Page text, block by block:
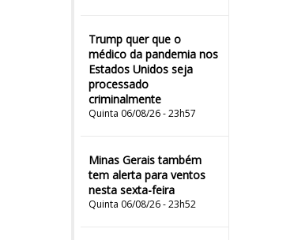
Trump quer que o
médico da pandemia nos
Estados Unidos seja
processado
criminalmente
Quinta 06/08/26 - 23h57
Minas Gerais também
tem alerta para ventos
nesta sexta-feira
Quinta 06/08/26 - 23h52